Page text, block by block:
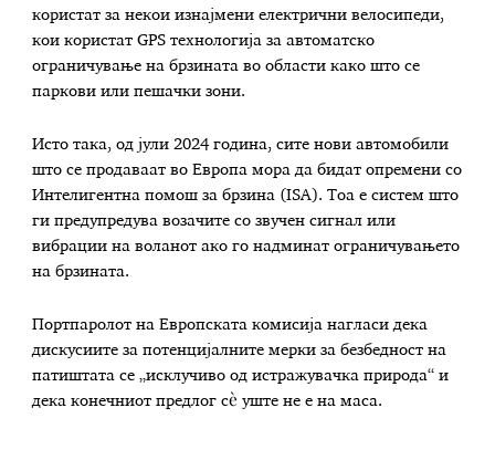
користат за некои изнајмени електрични велосипеди,
кои користат GPS технологија за автоматско
ограничување на брзината во области како што се
паркови или пешачки зони.
Исто така, од јули 2024 година, сите нови автомобили
што се продаваат во Европа мора да бидат опремени со
Интелигентна помош за брзина (ISA). Тоа е систем што
ги предупредува возачите со звучен сигнал или
вибрации на воланот ако го надминат ограничувањето
на брзината.
Портпаролот на Европската комисија нагласи дека
дискусиите за потенцијалните мерки за безбедност на
патиштата се „исклучиво од истражувачка природа“ и
дека конечниот предлог сè уште не е на маса.